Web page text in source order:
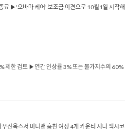
▶'오바마 케어' 보조금 이견으로 10월1일 시작해
제한 검토 ▶연간 인상률 3% 또는 물가지수의 60%
전옥스서 미니밴 훔친 여성 4개 카운티 지나 멕시코